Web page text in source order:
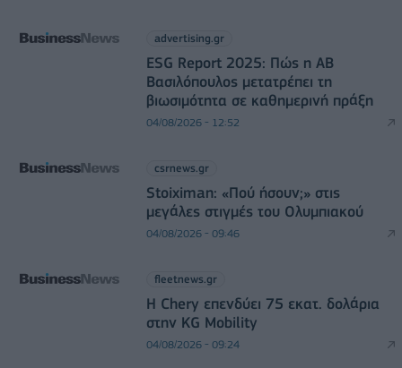
advertising.gr
ESG Report 2025: Πώς η ΑΒ
Βασιλόπουλος μετατρέπει τη
βιωσιμότητα σε καθημερινή πράξη
04/08/2026 - 12:52
csrnews.gr
Stoiximan: «Πού ήσουν;» στις
μεγάλες στιγμές του Ολυμπιακού
04/08/2026 - 09:46
fleetnews.gr
Η Chery επενδύει 75 εκατ. δολάρια
στην KG Mobility
04/08/2026 - 09:24